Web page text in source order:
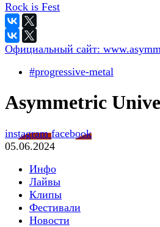
Rock is Fest
Официальный сайт:
#progressive-metal
Asymmetric
instagramfacebook
05.06.2024
Инфо
Лайвы
Клипы
Фестивали
Новости